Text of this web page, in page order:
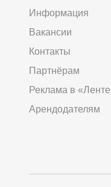
Информация
Вакансии
Контакты
Партнёрам
Реклама в
Арендодателям